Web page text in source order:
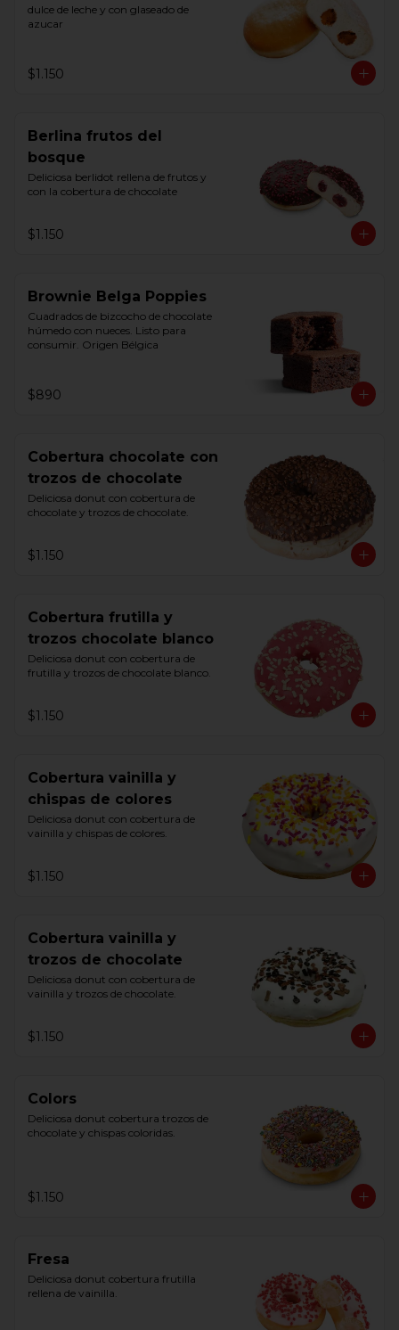
dulce de leche y con glaseado de
azucar
$1.150
Berlina frutos del
bosque
Deliciosa berlidot rellena de frutos y
con la cobertura de chocolate
$1.150
Brownie Belga Poppies
Cuadrados de bizcocho de chocolate
húmedo con nueces. Listo para
consumir. Origen Bélgica
$890
Cobertura chocolate con
trozos de chocolate
Deliciosa donut con cobertura de
chocolate y trozos de chocolate.
$1.150
Cobertura frutilla y
trozos chocolate blanco
Deliciosa donut con cobertura de
frutilla y trozos de chocolate blanco.
$1.150
Cobertura vainilla y
chispas de colores
Deliciosa donut con cobertura de
vainilla y chispas de colores.
$1.150
Cobertura vainilla y
trozos de chocolate
Deliciosa donut con cobertura de
vainilla y trozos de chocolate.
$1.150
Colors
Deliciosa donut cobertura trozos de
chocolate y chispas coloridas.
$1.150
Fresa
Deliciosa donut cobertura frutilla
rellena de vainilla.